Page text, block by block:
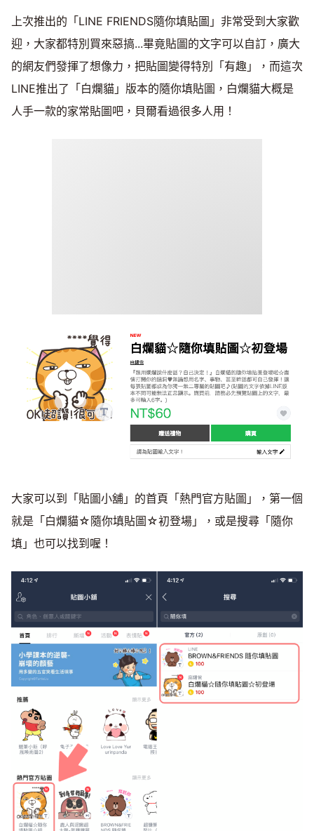
上次推出的「LINE FRIENDS隨你填貼圖」非常受到大家歡
迎，大家都特別買來惡搞...畢竟貼圖的文字可以自訂，廣大
的網友們發揮了想像力，把貼圖變得特別「有趣」，而這次
LINE推出了「白爛貓」版本的隨你填貼圖，白爛貓大概是
人手一款的家常貼圖吧，貝爾看過很多人用！
大家可以到「貼圖小舖」的首頁「熱門官方貼圖」，第一個
就是「白爛貓☆隨你填貼圖☆初登場」，或是搜尋「隨你
填」也可以找到喔！